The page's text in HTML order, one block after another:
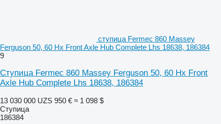
ступица Fermec 860 Massey
Ferguson 50, 60 Hx Front Axle Hub Complete Lhs 18638, 186384
9
Ступица Fermec 860 Massey Ferguson 50, 60 Hx Front
Axle Hub Complete Lhs 18638, 186384
13 030 000 UZS 950 € ≈ 1 098 $
Ступица
186384